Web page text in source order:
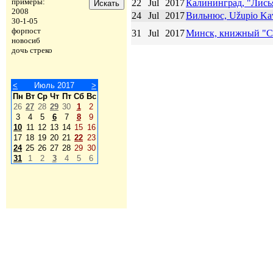
2008
30-1-05
форпост
новосиб
дочь стреко
< Июль 2017
>
Пн Вт Ср Чт Пт Сб Вс
26 27 28 29 30 1
2
3
4 5 6 7 8
9
10 11 12 13 14 15 16
17 18 19 20 21 22 23
24 25 26 27 28 29 30
31
1 2 3 4 5 6
22
Jul 2017Калининград,
24
Jul 2017Вильнюс, Užupio
31
Jul 2017Минск, книжный